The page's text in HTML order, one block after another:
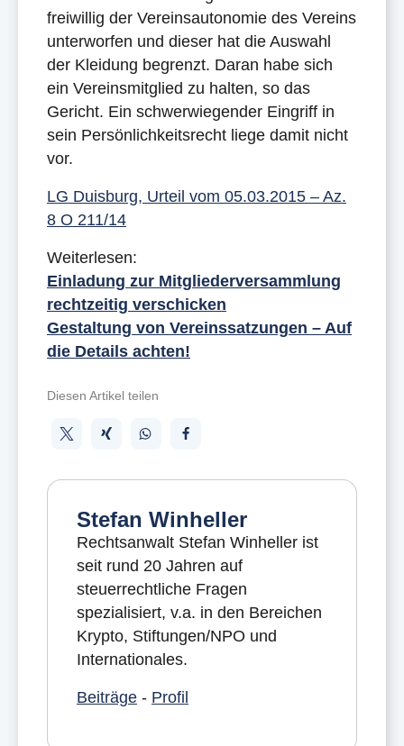
freiwillig der Vereinsautonomie des Vereins
unterworfen und dieser hat die Auswahl
der Kleidung begrenzt. Daran habe sich
ein Vereinsmitglied zu halten, so das
Gericht. Ein schwerwiegender Eingriff in
sein Persönlichkeitsrecht liege damit nicht
vor.
LG Duisburg, Urteil vom 05.03.2015 – Az.
8 O 211/14
Weiterlesen:
Einladung zur Mitgliederversammlung
rechtzeitig verschicken
Gestaltung von Vereinssatzungen – Auf
die Details achten!
Diesen Artikel teilen
Stefan Winheller
Rechtsanwalt Stefan Winheller ist
seit rund 20 Jahren auf
steuerrechtliche Fragen
spezialisiert, v.a. in den Bereichen
Krypto, Stiftungen/NPO und
Internationales.
Beiträge - Profil